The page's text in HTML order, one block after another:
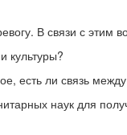
В связи с этим
культуры?
есть ли связь
наук для